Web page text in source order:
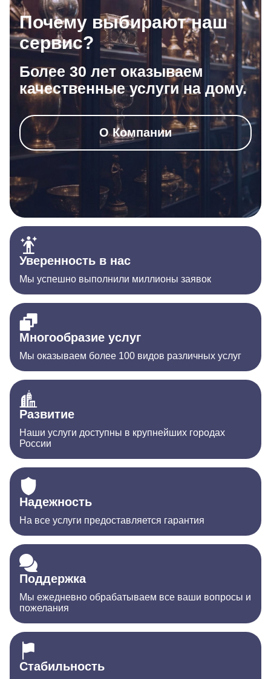
Почему выбирают наш
сервис?
Более 30 лет оказываем
качественные услуги на дому.
О Компании
Уверенность в нас
Мы успешно выполнили миллионы заявок
Многообразие услуг
Мы оказываем более 100 видов различных услуг
Развитие
Наши услуги доступны в крупнейших городах
России
Надежность
На все услуги предоставляется гарантия
Поддержка
Мы ежедневно обрабатываем все ваши вопросы и
пожелания
Стабильность